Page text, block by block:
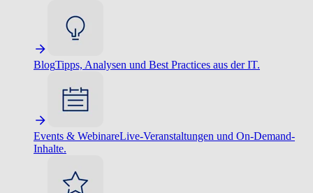
BlogTipps, Analysen und Best Practices aus der IT.
Events & WebinareLive-Veranstaltungen und On-Demand-
Inhalte.